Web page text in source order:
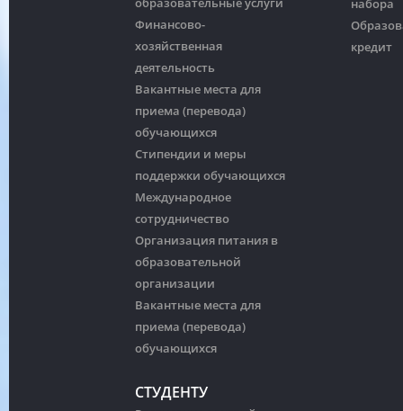
Финансово-
хозяйственная
деятельность
Вакантные места для
приема (перевода)
обучающихся
Стипендии и меры
поддержки обучающихся
Международное
сотрудничество
Организация питания в
образовательной
организации
Вакантные места для
приема (перевода)
обучающихся
СТУДЕНТУ
набора
кредит